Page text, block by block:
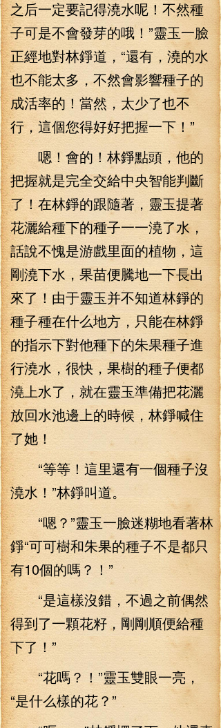
之后一定要記得澆水呢！不然種
子可是不會發芽的哦！”靈玉一臉
正經地對林錚道，“還有，澆的水
也不能太多，不然會影響種子的
成活率的！當然，太少了也不
行，這個您得好好把握一下！”
嗯！會的！林錚點頭，他的
把握就是完全交給中央智能判斷
了！在林錚的跟隨著，靈玉提著
花灑給種下的種子一一澆了水，
話說不愧是游戲里面的植物，這
剛澆下水，果苗便騰地一下長出
來了！由于靈玉并不知道林錚的
種子種在什么地方，只能在林錚
的指示下對他種下的朱果種子進
行澆水，很快，果樹的種子便都
澆上水了，就在靈玉準備把花灑
放回水池邊上的時候，林錚喊住
了她！
“等等！這里還有一個種子沒
澆水！”林錚叫道。
“嗯？”靈玉一臉迷糊地看著林
錚“可可樹和朱果的種子不是都只
有10個的嗎？！”
“是這樣沒錯，不過之前偶然
得到了一顆花籽，剛剛順便給種
下了！”
“花嗎？！”靈玉雙眼一亮，
“是什么樣的花？”